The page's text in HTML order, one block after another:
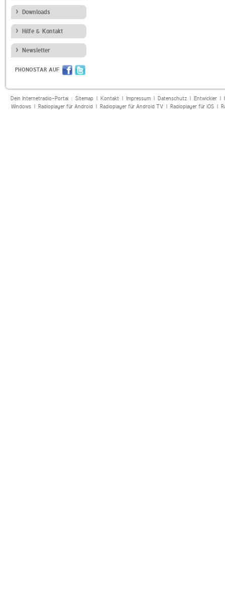
Downloads
Hilfe & Kontakt
Newsletter
PHONOSTAR AUF
Dein Internetradio-Portal : Sitemap| Kontakt| Impressum| Datenschutz| Entwickler|
Windows| Radioplayer für Android| Radioplayer für Android TV| Radioplayer für iOS|